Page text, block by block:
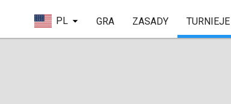
PL GRA ZASADY TURNIEJE